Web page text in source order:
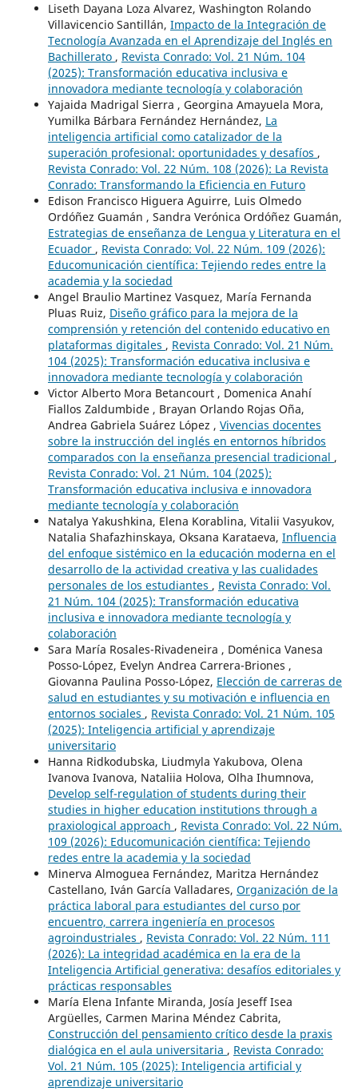
Liseth Dayana Loza Alvarez, Washington Rolando
Villavicencio Santillán, Impacto de la Integración de
Tecnología Avanzada en el Aprendizaje del Inglés en
Bachillerato , Revista Conrado: Vol. 21 Núm. 104
(2025): Transformación educativa inclusiva e
innovadora mediante tecnología y colaboración
Yajaida Madrigal Sierra , Georgina Amayuela Mora,
Yumilka Bárbara Fernández Hernández, La
inteligencia artificial como catalizador de la
superación profesional: oportunidades y desafíos ,
Revista Conrado: Vol. 22 Núm. 108 (2026): La Revista
Conrado: Transformando la Eficiencia en Futuro
Edison Francisco Higuera Aguirre, Luis Olmedo
Ordóñez Guamán , Sandra Verónica Ordóñez Guamán,
Estrategias de enseñanza de Lengua y Literatura en el
Ecuador , Revista Conrado: Vol. 22 Núm. 109 (2026):
Educomunicación científica: Tejiendo redes entre la
academia y la sociedad
Angel Braulio Martinez Vasquez, María Fernanda
Pluas Ruiz, Diseño gráfico para la mejora de la
comprensión y retención del contenido educativo en
plataformas digitales , Revista Conrado: Vol. 21 Núm.
104 (2025): Transformación educativa inclusiva e
innovadora mediante tecnología y colaboración
Victor Alberto Mora Betancourt , Domenica Anahí
Fiallos Zaldumbide , Brayan Orlando Rojas Oña,
Andrea Gabriela Suárez López , Vivencias docentes
sobre la instrucción del inglés en entornos híbridos
comparados con la enseñanza presencial tradicional ,
Revista Conrado: Vol. 21 Núm. 104 (2025):
Transformación educativa inclusiva e innovadora
mediante tecnología y colaboración
Natalya Yakushkina, Elena Korablina, Vitalii Vasyukov,
Natalia Shafazhinskaya, Oksana Karataeva, Influencia
del enfoque sistémico en la educación moderna en el
desarrollo de la actividad creativa y las cualidades
personales de los estudiantes , Revista Conrado: Vol.
21 Núm. 104 (2025): Transformación educativa
inclusiva e innovadora mediante tecnología y
colaboración
Sara María Rosales-Rivadeneira , Doménica Vanesa
Posso-López, Evelyn Andrea Carrera-Briones ,
Giovanna Paulina Posso-López, Elección de carreras de
salud en estudiantes y su motivación e influencia en
entornos sociales , Revista Conrado: Vol. 21 Núm. 105
(2025): Inteligencia artificial y aprendizaje
universitario
Hanna Ridkodubska, Liudmyla Yakubova, Olena
Ivanova Ivanova, Nataliia Holova, Olha Ihumnova,
Develop self-regulation of students during their
studies in higher education institutions through a
praxiological approach , Revista Conrado: Vol. 22 Núm.
109 (2026): Educomunicación científica: Tejiendo
redes entre la academia y la sociedad
Minerva Almoguea Fernández, Maritza Hernández
Castellano, Iván García Valladares, Organización de la
práctica laboral para estudiantes del curso por
encuentro, carrera ingeniería en procesos
agroindustriales , Revista Conrado: Vol. 22 Núm. 111
(2026): La integridad académica en la era de la
Inteligencia Artificial generativa: desafíos editoriales y
prácticas responsables
María Elena Infante Miranda, Josía Jeseff Isea
Argüelles, Carmen Marina Méndez Cabrita,
Construcción del pensamiento crítico desde la praxis
dialógica en el aula universitaria , Revista Conrado:
Vol. 21 Núm. 105 (2025): Inteligencia artificial y
aprendizaje universitario